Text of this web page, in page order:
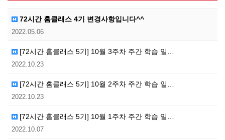
72시간 홈클래스 4기 변경사항입니다^^
2022.05.06
[72시간 홈클래스 5기] 10월 3주차 주간 학습 일…
2022.10.23
[72시간 홈클래스 5기] 10월 2주차 주간 학습 일…
2022.10.23
[72시간 홈클래스 5기] 10월 1주차 주간 학습 일…
2022.10.07